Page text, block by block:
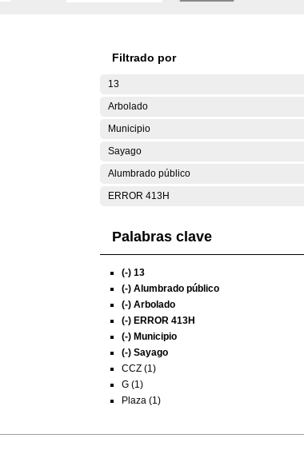
Filtrado por
13
Arbolado
Municipio
Sayago
Alumbrado público
ERROR 413H
Palabras clave
(-) 13
(-) Alumbrado público
(-) Arbolado
(-) ERROR 413H
(-) Municipio
(-) Sayago
CCZ (1)
G (1)
Plaza (1)